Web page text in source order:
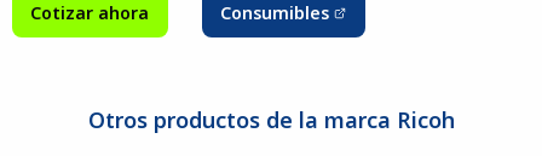
Cotizar ahora Consumibles
Otros productos de la marca Ricoh